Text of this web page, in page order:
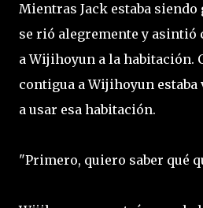
Mientras Jack estaba
se rió alegremente y asintió
a Wijihoyun a la habitación.
contigua a Wijihoyun
a usar esa habitación.
"Primero, quiero saber qué